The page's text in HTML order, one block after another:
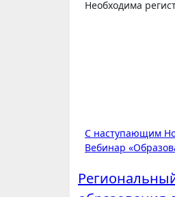
Необходима
записям
С наступающим
Вебинар